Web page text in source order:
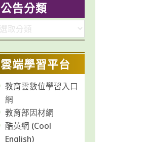
公告分類
雲端學習平台
教育雲數位學習入口
網
教育部因材網
酷英網 (Cool
English)